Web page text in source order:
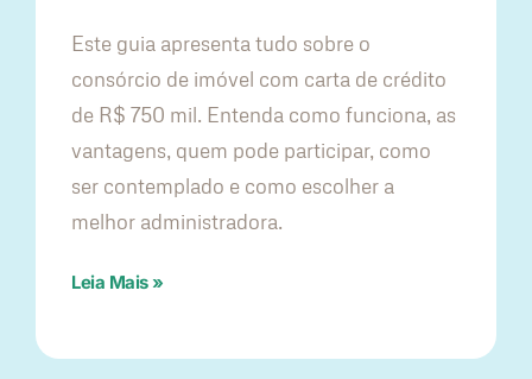
Este guia apresenta tudo sobre o
consórcio de imóvel com carta de crédito
de R$ 750 mil. Entenda como funciona, as
vantagens, quem pode participar, como
ser contemplado e como escolher a
melhor administradora.
Leia Mais »